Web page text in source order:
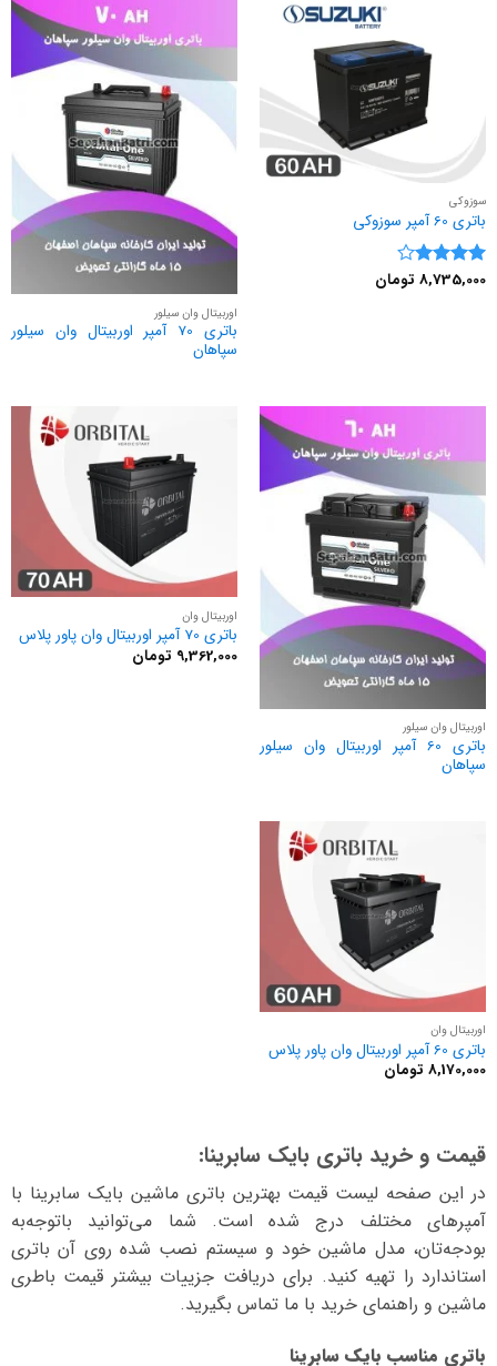
سوزوکی
باتری 60 آمپر سوزوکی
نمره4
8,735,000 تومان
اوربیتال وان سیلور
باتری 70 آمپر اوربیتال وان سیلور
سپاهان
اوربیتال وان سیلور
باتری 60 آمپر اوربیتال وان سیلور
سپاهان
اوربیتال وان
باتری 70 آمپر اوربیتال وان پاور پلاس
9,362,000 تومان
اوربیتال وان
باتری 60 آمپر اوربیتال وان پاور پلاس
8,170,000 تومان
قیمت و خرید باتری بایک سابرینا:
در این صفحه لیست قیمت بهترین باتری ماشین بایک سابرینا با
آمپرهای مختلف درج شده است. شما می‌توانید با‌توجه‌به
بودجه‌تان، مدل ماشین خود و سیستم نصب شده روی آن باتری
استاندارد را تهیه کنید. برای دریافت جزییات بیشتر قیمت باطری
ماشین و راهنمای خرید با ما تماس بگیرید.
باتری مناسب بایک سابرینا